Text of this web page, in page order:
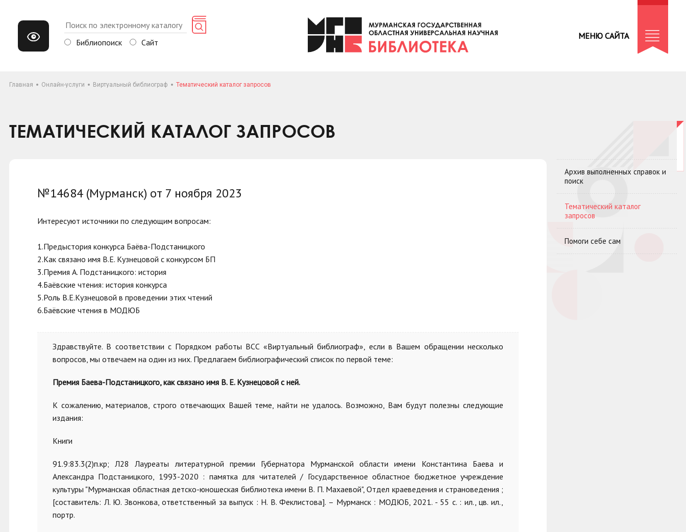
Библиопоиск Сайт
МЕНЮ САЙТА
Главная Онлайн-услуги Виртуальный библиограф Тематический каталог запросов
ТЕМАТИЧЕСКИЙ КАТАЛОГ ЗАПРОСОВ
№14684 (Мурманск) от 7 ноября 2023
Интересуют источники по следующим вопросам:
1.Предыстория конкурса Баёва-Подстаницкого
2.Как связано имя В.Е. Кузнецовой с конкурсом БП
3.Премия А. Подстаницкого: история
4.Баёвские чтения: история конкурса
5.Роль В.Е.Кузнецовой в проведении этих чтений
6.Баёвские чтения в МОДЮБ
Здравствуйте. В соответствии с Порядком работы ВСС «Виртуальный библиограф», если в Вашем обращении несколько
вопросов, мы отвечаем на один из них. Предлагаем библиографический список по первой теме:
Премия Баева-Подстаницкого, как связано имя В. Е. Кузнецовой с ней.
К сожалению, материалов, строго отвечающих Вашей теме, найти не удалось. Возможно, Вам будут полезны следующие
издания:
Книги
91.9:83.3(2)п.кр; Л28 Лауреаты литературной премии Губернатора Мурманской области имени Константина Баева и
Александра Подстаницкого, 1993-2020 : памятка для читателей / Государственное областное бюджетное учреждение
культуры "Мурманская областная детско-юношеская библиотека имени В. П. Махаевой", Отдел краеведения и страноведения ;
[составитель: Л. Ю. Звонкова, ответственный за выпуск : Н. В. Феклистова]. – Мурманск : МОДЮБ, 2021. - 55 с. : ил., цв. ил.,
портр.
Архив выполненных справок и
поиск
Тематический каталог
запросов
Помоги себе сам